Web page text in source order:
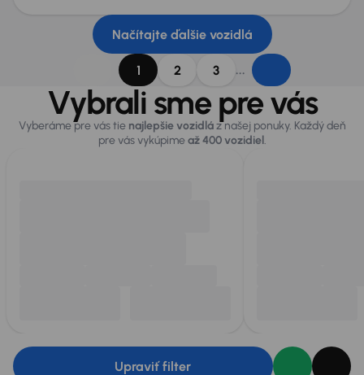
Načítajte ďalšie vozidlá
1 2 3 ...
Vybrali sme pre vás
Vyberáme pre vás tie najlepšie vozidláz našej ponuky. Každý deň
pre vás vykúpimeaž 400 vozidiel.
Upraviť filter